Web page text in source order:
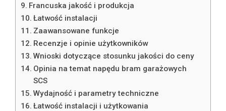
Francuska jakość i produkcja
Łatwość instalacji
Zaawansowane funkcje
Recenzje i opinie użytkowników
Wnioski dotyczące stosunku jakości do ceny
Opinia na temat napędu bram garażowych
SCS
Wydajność i parametry techniczne
Łatwość instalacji i użytkowania